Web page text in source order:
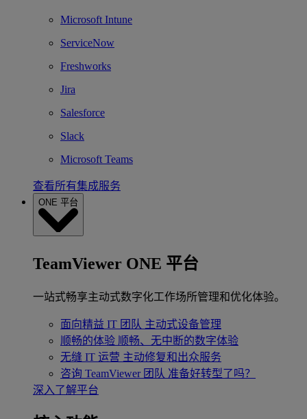
Microsoft Intune
ServiceNow
Freshworks
Jira
Salesforce
Slack
Microsoft Teams
查看所有集成服务
ONE 平台
TeamViewer ONE 平台
一站式畅享主动式数字化工作场所管理和优化体验。
面向精益 IT 团队 主动式设备管理
顺畅的体验 顺畅、无中断的数字体验
无缝 IT 运营 主动修复和出众服务
咨询 TeamViewer 团队 准备好转型了吗？
深入了解平台